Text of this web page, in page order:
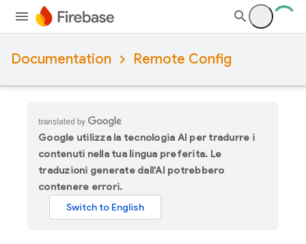
Documentation Remote Config
Google utilizza la tecnologia AI per tradurre i
contenuti nella tua lingua preferita. Le
traduzioni generate dall'AI potrebbero
contenere errori.